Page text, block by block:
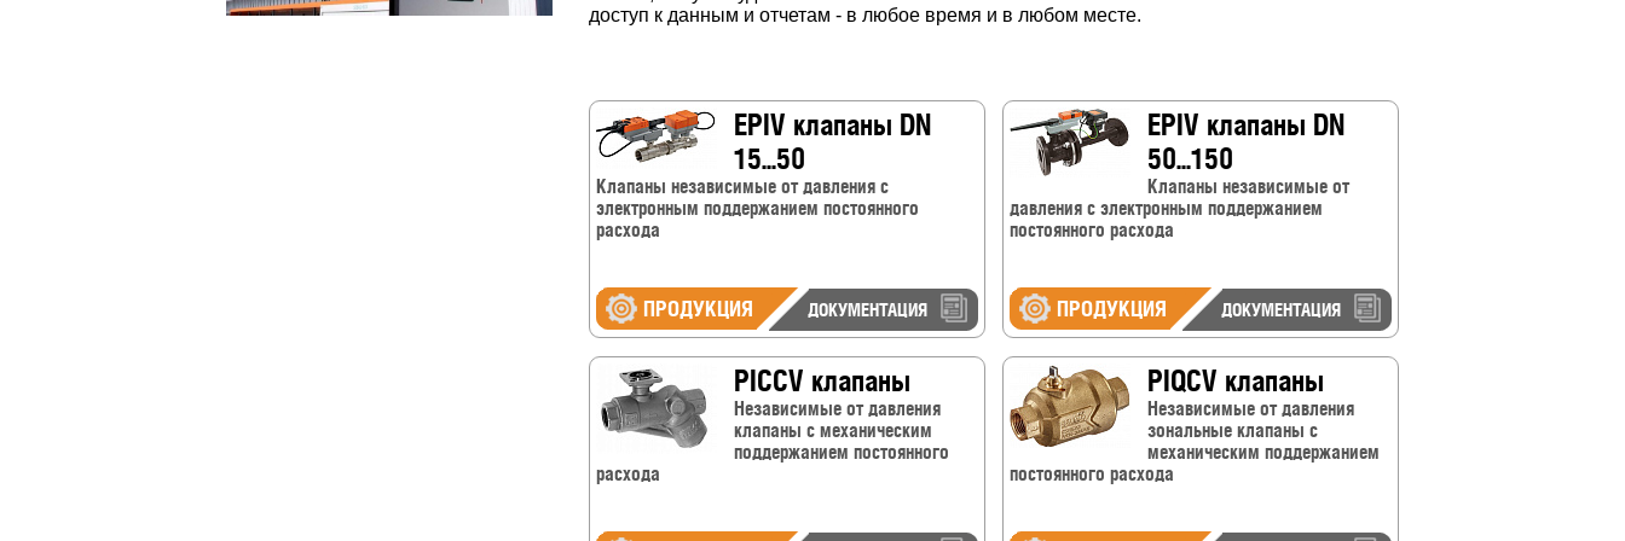
доступ к данным и отчетам - в любое время и в любом месте.
EPIV клапаны DN
15...50
Клапаны независимые от давления с
электронным поддержанием постоянного
расхода
ПРОДУКЦИЯ ДОКУМЕНТАЦИЯ
EPIV клапаны DN
50...150
Клапаны независимые от
давления с электронным поддержанием
постоянного расхода
ПРОДУКЦИЯ ДОКУМЕНТАЦИЯ
PICCV клапаны
Независимые от давления
клапаны с механическим
поддержанием постоянного
расхода
PIQCV клапаны
Независимые от давления
зональные клапаны с
механическим поддержанием
постоянного расхода